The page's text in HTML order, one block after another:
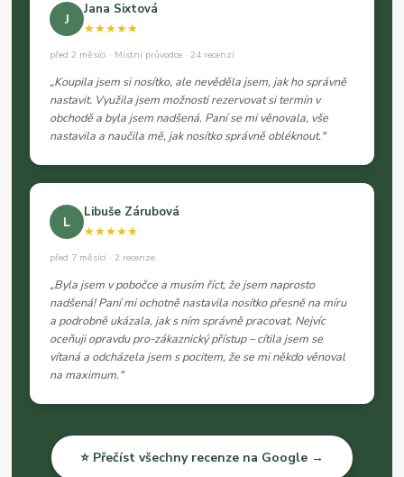
J
Jana Sixtová
★★★★★
před 2 měsíci · Místní průvodce · 24 recenzí
„Koupila jsem si nosítko, ale nevěděla jsem, jak ho správně
nastavit. Využila jsem možnosti rezervovat si termín v
obchodě a byla jsem nadšená. Paní se mi věnovala, vše
nastavila a naučila mě, jak nosítko správně obléknout."
L
Libuše Zárubová
★★★★★
před 7 měsíci · 2 recenze
„Byla jsem v pobočce a musím říct, že jsem naprosto
nadšená! Paní mi ochotně nastavila nosítko přesně na míru
a podrobně ukázala, jak s ním správně pracovat. Nejvíc
oceňuji opravdu pro-zákaznický přístup – cítila jsem se
vítaná a odcházela jsem s pocitem, že se mi někdo věnoval
na maximum."
⭐ Přečíst všechny recenze na Google →